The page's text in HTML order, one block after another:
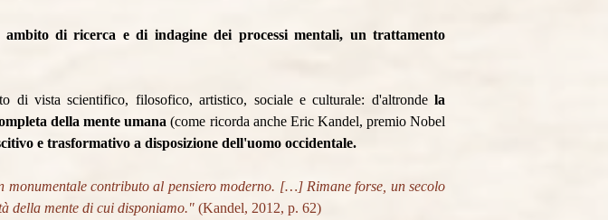
di ricerca e di indagine dei processi mentali, un trattamento
di vista scientifico, filosofico, artistico, sociale e culturale: d'altronde la
della mente umana(come ricorda anche Eric Kandel, premio Nobel
e trasformativo a disposizione dell'uomo occidentale.
contributo al pensiero moderno. […] Rimane forse, un secolo
della mente di cui disponiamo." (Kandel, 2012, p. 62)